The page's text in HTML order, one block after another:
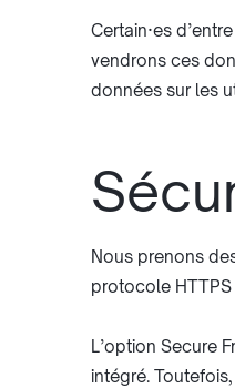
Certain·es
vendrons ces
données sur les
Nous prenons
protocole
L’option Secure
intégré.